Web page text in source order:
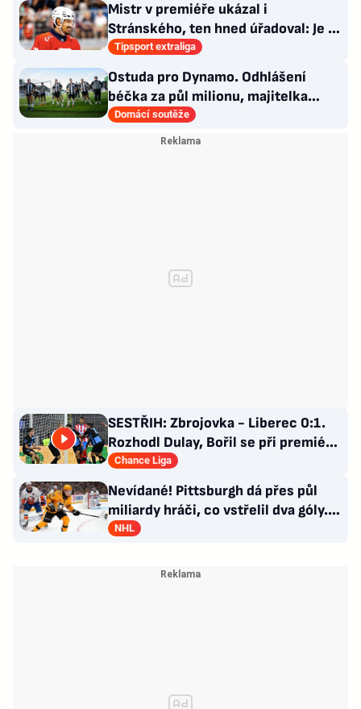
Mistr v premiéře ukázal i
Stránského, ten hned úřadoval: Je to
pro mě úplně nové…
Tipsport extraliga
Ostuda pro Dynamo. Odhlášení
béčka za půl milionu, majitelka
odmítla nabídku kraje
Domácí soutěže
SESTŘIH: Zbrojovka - Liberec 0:1.
Rozhodl Dulay, Bořil se při premiéře
za Slovan zranil
Chance Liga
Nevídané! Pittsburgh dá přes půl
miliardy hráči, co vstřelil dva góly.
GM se hájí
NHL